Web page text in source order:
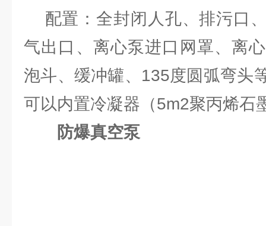
配置：全封闭人孔、排污口
气出口、离心泵进口网罩、离
泡斗、缓冲罐、135度圆弧弯头
可以内置冷凝器（5m2聚丙烯石
防爆真空泵